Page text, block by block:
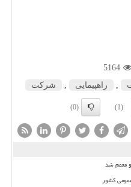
5164
راهپیمایی شركت
(1)
(0)
معمم شد
کشور